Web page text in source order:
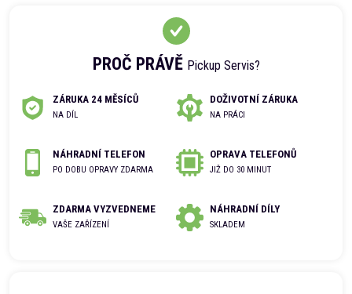
PROČ PRÁVĚ Pickup Servis?
ZÁRUKA 24 MĚSÍCŮ
NA DÍL
DOŽIVOTNÍ ZÁRUKA
NA PRÁCI
NÁHRADNÍ TELEFON
PO DOBU OPRAVY ZDARMA
OPRAVA TELEFONŮ
JIŽ DO 30 MINUT
ZDARMA VYZVEDNEME
VAŠE ZAŘÍZENÍ
NÁHRADNÍ DÍLY
SKLADEM